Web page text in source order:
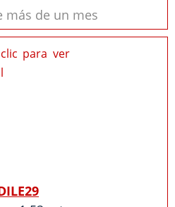
más de un mes